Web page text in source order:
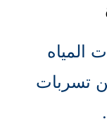
المياه
تسربات